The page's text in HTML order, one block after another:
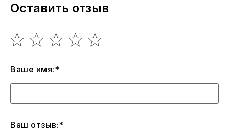
Оставить отзыв
Ваше имя:*
Ваш отзыв:*